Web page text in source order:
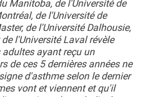
Manitoba, de l'Université de
de l'Université de
de l'Université Dalhousie,
l'Université Laval révèle
ayant reçu un
de ces 5 dernières années ne
d'asthme selon le dernier
vont et viennent et qu'il